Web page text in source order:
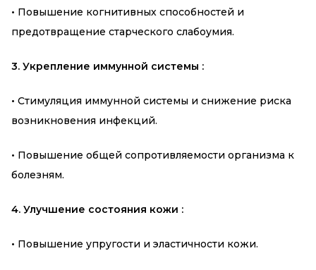
• Повышение когнитивных способностей и
предотвращение старческого слабоумия.
3. Укрепление иммунной системы :
• Стимуляция иммунной системы и снижение риска
возникновения инфекций.
• Повышение общей сопротивляемости организма к
болезням.
4. Улучшение состояния кожи :
• Повышение упругости и эластичности кожи.